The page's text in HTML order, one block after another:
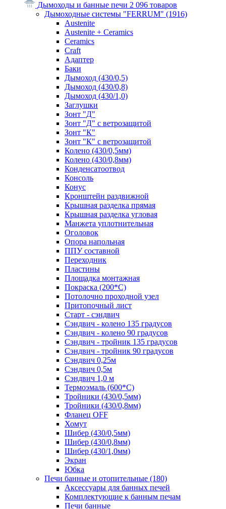
Дымоходы и банные печи 2 096 товаров
Дымоходные системы "FERRUM" (1916)
Austenite
Austenite + Ceramics
Ceramics
Craft
Адаптер
Баки
Дымоход (430/0,5)
Дымоход (430/0,8)
Дымоход (430/1,0)
Заглушки
Зонт "Д"
Зонт "Д" с ветрозащитой
Зонт "К"
Зонт "К" с ветрозащитой
Колено (430/0,5мм)
Колено (430/0,8мм)
Конденсатоотвод
Консоль
Конус
Кронштейн раздвижной
Крышная разделка прямая
Крышная разделка угловая
Манжета уплотнительная
Оголовок
Опора напольная
ППУ составной
Переходник
Пластины
Площадка монтажная
Покраска (200*С)
Потолочно проходной узел
Притопочный лист
Старт - сэндвич
Сэндвич - колено 135 градусов
Сэндвич - колено 90 градусов
Сэндвич - тройник 135 градусов
Сэндвич - тройник 90 градусов
Сэндвич 0,25м
Сэндвич 0,5м
Сэндвич 1,0 м
Термоэмаль (600*С)
Тройники (430/0,5мм)
Тройники (430/0,8мм)
Фланец OFF
Хомут
Шибер (430/0,5мм)
Шибер (430/0,8мм)
Шибер (430/1,0мм)
Экран
Юбка
Печи банные и отопительные (180)
Аксессуары для банных печей
Комплектующие к банным печам
Печи банные